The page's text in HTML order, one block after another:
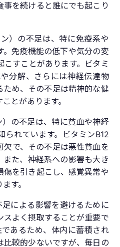
事を続けると誰にでも起こり
）の不足は、特に免疫系や
免疫機能の低下や気分の変
すことがあります。ビタミ
分解、さらには神経伝達物
め、その不足は精神的な健
とがあります。
の不足は、特に貧血や神経
られています。ビタミンB12
で、その不足は悪性貧血を
た、神経系への影響も大き
傷を引き起こし、感覚異常や
す。
による影響を避けるために
スよく摂取することが重要で
あるため、体内に蓄積され
比較的少ないですが、毎日の